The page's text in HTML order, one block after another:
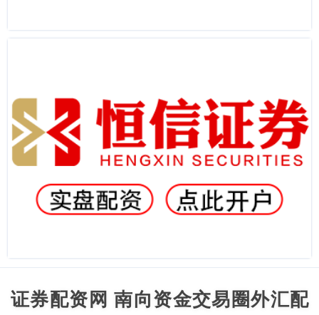
证券配资网 南向资金交易圈外汇配